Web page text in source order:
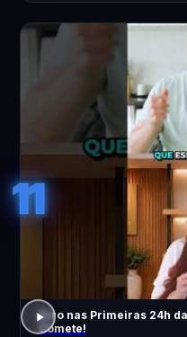
11
Erro nas Primeiras 24h
Comete!